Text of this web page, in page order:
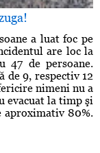
a luat foc pe
are loc la
47 de persoane.
9, respectiv 12
nimeni nu a
evacuat la timp şi
aproximativ 80%.